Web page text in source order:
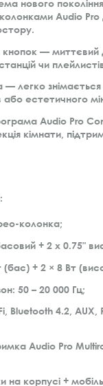
нового покоління
Audio Pro
— миттєвий
чи
— легко знімається
або естетичного
Audio Pro
кімнати,
колонка;
+ 2 х 0.75"
(бас) + 2 × 8 Вт
: 50 – 20 000 Гц;
Bluetooth 4.2, AUX,
Audio Pro
на корпусі +